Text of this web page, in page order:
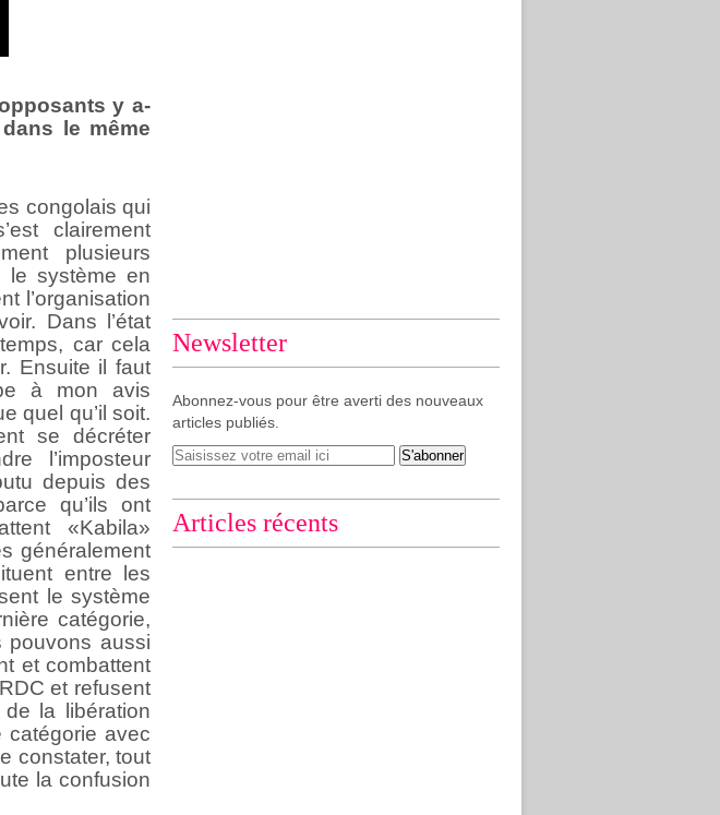
y a-
le même
congolais qui
clairement
plusieurs
le système en
l’organisation
Dans l’état
car cela
Ensuite il faut
à mon avis
quel qu’il soit.
se décréter
l’imposteur
depuis des
qu’ils ont
«Kabila»
généralement
entre les
le système
catégorie,
pouvons aussi
et combattent
et refusent
la libération
catégorie avec
constater, tout
la confusion
Newsletter
Abonnez-vous pour être averti des nouveaux
articles publiés.
Articles récents